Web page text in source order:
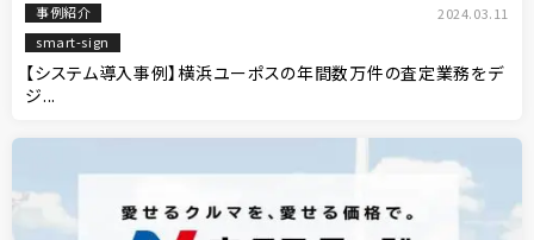
事例紹介
2024.03.11
smart-sign
【システム導入事例】横浜ユーポスの年間数万件の査定業務をデ
ジ...